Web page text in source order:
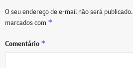
O seu endereço de e-mail não será publicado.
marcados com *
Comentário *